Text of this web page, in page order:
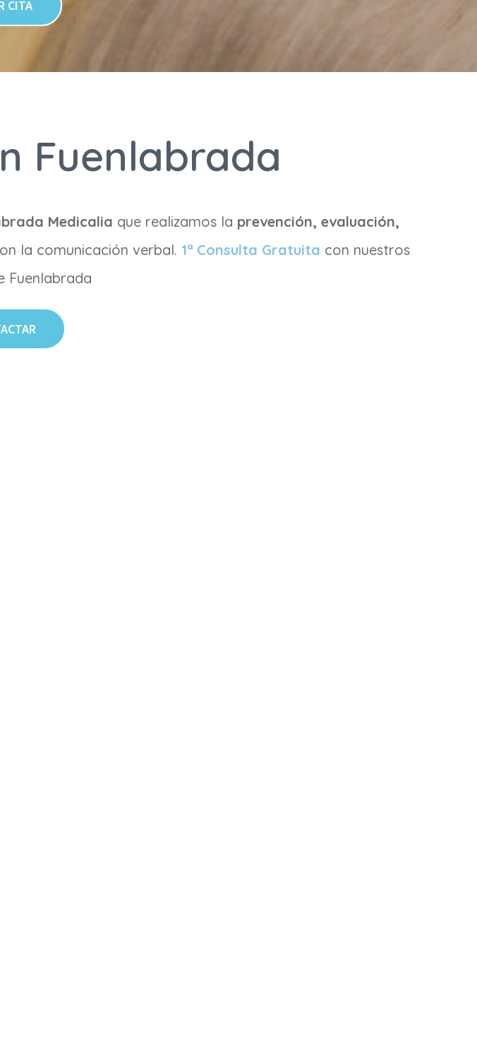
CITA
Fuenlabrada
Medicalia que realizamos la prevención, evaluación,
la comunicación verbal. 1ª Consulta Gratuita con nuestros
Fuenlabrada